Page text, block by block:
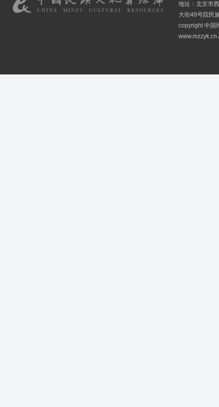
地址：北京市
大街49号院民
copyright 中国